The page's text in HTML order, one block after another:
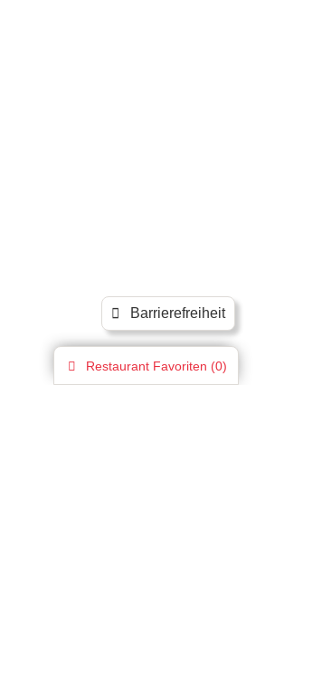
Barrierefreiheit
Restaurant Favoriten (0)